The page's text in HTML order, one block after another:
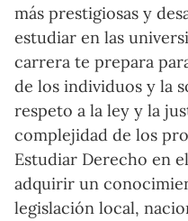
más prestigiosas y
estudiar en las
carrera te prepara
de los individuos y la
respeto a la ley y la
complejidad de los
Estudiar Derecho en
adquirir un
legislación local,